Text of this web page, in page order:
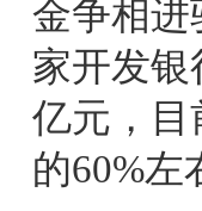
金争相进
家开发银
亿元，目
的60%左